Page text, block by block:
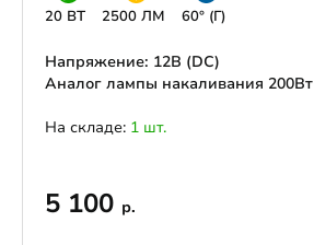
20 ВТ 2500 ЛМ 60° (Г)
Напряжение: 12В (DС)
Аналог лампы накаливания 200Вт
На складе: 1 шт.
5 100 р.